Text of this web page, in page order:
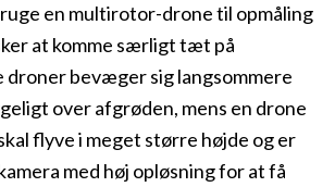
en multirotor-drone til opmåling
at komme særligt tæt på
droner bevæger sig langsommere
over afgrøden, mens en drone
flyve i meget større højde og er
med høj opløsning for at få